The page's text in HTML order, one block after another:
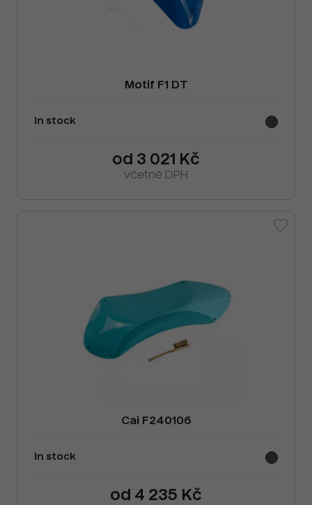
Motif F1 DT
In stock
od 3 021 Kč
včetně DPH
Cai F240106
In stock
od 4 235 Kč